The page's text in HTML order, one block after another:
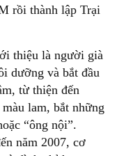
rồi thành lập Trại
thiệu là người già
dưỡng và bắt đầu
từ thiện đến
lam, bắt những
“ông nội”.
năm 2007, cơ